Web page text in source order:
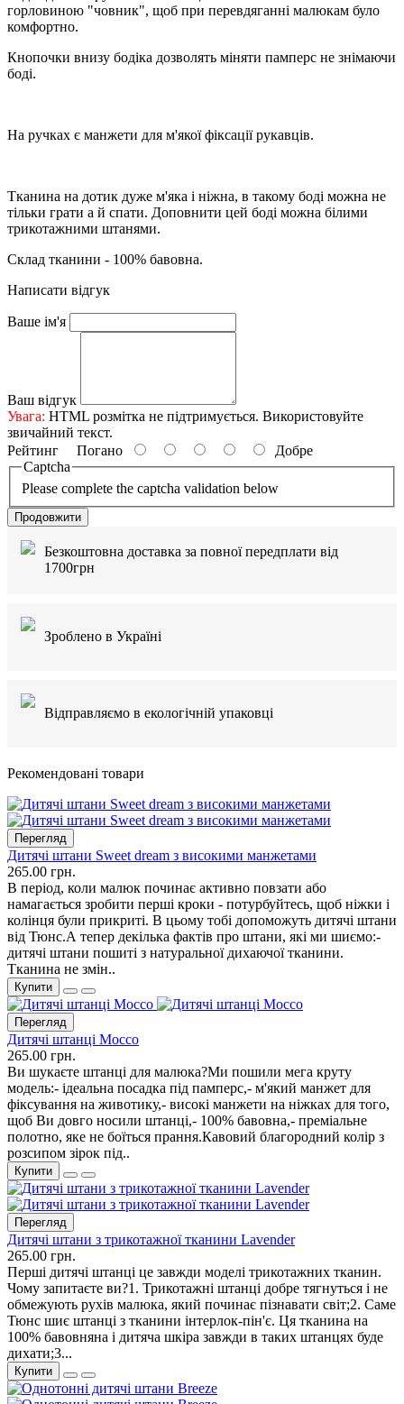
горловиною "човник", щоб при перевдяганні малюкам було
комфортно.
Кнопочки внизу бодіка дозволять міняти памперс не знімаючи
боді.
На ручках є манжети для м'якої фіксації рукавців.
Тканина на дотик дуже м'яка і ніжна, в такому боді можна не
тільки грати а й спати. Доповнити цей боді можна білими
трикотажними штанями.
Склад тканини - 100% бавовна.
Написати відгук
Ваше ім'я
Ваш відгук
Увага: HTML розмітка не підтримується. Використовуйте
звичайний текст.
Рейтинг Погано
Добре
Captcha
Please complete the captcha validation below
Продовжити
Безкоштовна доставка за повної передплати від
1700грн
Зроблено в Україні
Відправляємо в екологічній упаковці
Рекомендовані товари
Перегляд
Дитячі штани Sweet dream з високими манжетами
265.00 грн.
В період, коли малюк починає активно повзати або
намагається зробити перші кроки - потурбуйтесь, щоб ніжки і
колінця були прикриті. В цьому тобі допоможуть дитячі штани
від Тюнс.А тепер декілька фактів про штани, які ми шиємо:-
дитячі штани пошиті з натуральної дихаючої тканини.
Тканина не змін..
Купити
Перегляд
Дитячі штанці Mocco
265.00 грн.
Ви шукаєте штанці для малюка?Ми пошили мега круту
модель:- ідеальна посадка під памперс,- м'який манжет для
фіксування на животику,- високі манжети на ніжках для того,
щоб Ви довго носили штанці,- 100% бавовна,- преміальне
полотно, яке не боїться прання.Кавовий благородний колір з
розсипом зірок під..
Купити
Перегляд
Дитячі штани з трикотажної тканини Lavender
265.00 грн.
Перші дитячі штанці це завжди моделі трикотажних тканин.
Чому запитаєте ви?1. Трикотажні штанці добре тягнуться і не
обмежують рухів малюка, який починає пізнавати світ;2. Саме
Тюнс шиє штанці з тканини інтерлок-пін'є. Ця тканина на
100% бавовняна і дитяча шкіра завжди в таких штанцях буде
дихати;3...
Купити